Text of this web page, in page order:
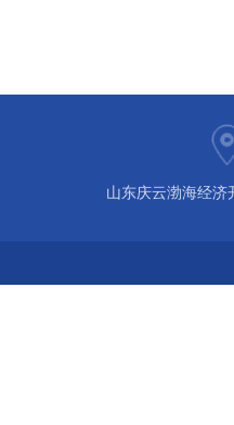
山东庆云渤海经济